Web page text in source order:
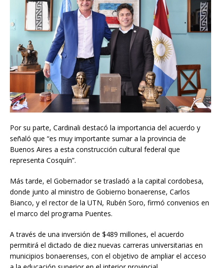
Por su parte, Cardinali destacó la importancia del acuerdo y
señaló que “es muy importante sumar a la provincia de
Buenos Aires a esta construcción cultural federal que
representa Cosquín”.
Más tarde, el Gobernador se trasladó a la capital cordobesa,
donde junto al ministro de Gobierno bonaerense, Carlos
Bianco, y el rector de la UTN, Rubén Soro, firmó convenios en
el marco del programa Puentes.
A través de una inversión de $489 millones, el acuerdo
permitirá el dictado de diez nuevas carreras universitarias en
municipios bonaerenses, con el objetivo de ampliar el acceso